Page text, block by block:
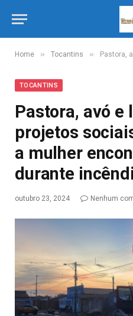
Home » Tocantins » Pastora, avó e líder de
TOCANTINS
Pastora, avó e
projetos
a mulher
durante
outubro 23, 2024 Nenhum